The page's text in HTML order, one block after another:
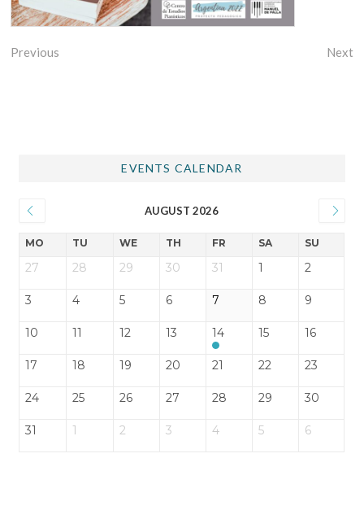
Previous Next
EVENTS CALENDAR
AUGUST 2026
MO TU WE TH FR SA SU
27 28 29 30 31 1 2
3 4 5 6 7 8 9
10 11 12 13 14 15 16
17 18 19 20 21 22 23
24 25 26 27 28 29 30
31 1 2 3 4 5 6